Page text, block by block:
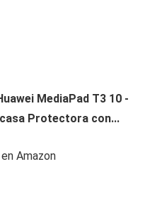
MediaPad T3 10 -
Protectora con...
Amazon